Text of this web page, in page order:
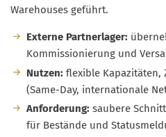
Warehouses geführt.
Externe Partnerlager:
Kommissionierung und
Nutzen: flexible Kapazitäten,
(Same-Day, internationale
Anforderung: saubere
für Bestände und